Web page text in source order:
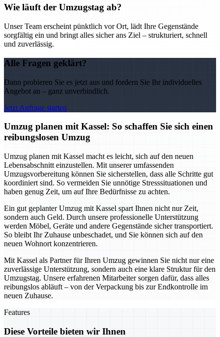
Wie läuft der Umzugstag ab?
Unser Team erscheint pünktlich vor Ort, lädt Ihre Gegenstände
sorgfältig ein und bringt alles sicher ans Ziel – strukturiert, schnell
und zuverlässig.
Alle Fragen geklärt?
Dann probieren Sie es jetzt aus und fordern Sie Ihr individuelles
Angebot an – ganz unverbindlich.
Jetzt Anfrage starten
Umzug planen mit Kassel: So schaffen Sie sich einen
reibungslosen Umzug
Umzug planen mit Kassel macht es leicht, sich auf den neuen
Lebensabschnitt einzustellen. Mit unserer umfassenden
Umzugsvorbereitung können Sie sicherstellen, dass alle Schritte gut
koordiniert sind. So vermeiden Sie unnötige Stresssituationen und
haben genug Zeit, um auf Ihre Bedürfnisse zu achten.
Ein gut geplanter Umzug mit Kassel spart Ihnen nicht nur Zeit,
sondern auch Geld. Durch unsere professionelle Unterstützung
werden Möbel, Geräte und andere Gegenstände sicher transportiert.
So bleibt Ihr Zuhause unbeschadet, und Sie können sich auf den
neuen Wohnort konzentrieren.
Mit Kassel als Partner für Ihren Umzug gewinnen Sie nicht nur eine
zuverlässige Unterstützung, sondern auch eine klare Struktur für den
Umzugstag. Unsere erfahrenen Mitarbeiter sorgen dafür, dass alles
reibungslos abläuft – von der Verpackung bis zur Endkontrolle im
neuen Zuhause.
Features
Diese Vorteile bieten wir Ihnen